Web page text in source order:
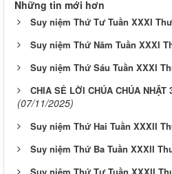
Những tin mới hơn
Suy niệm Thứ Tư Tuần XXXI
Suy niệm Thứ Năm Tuần XXXI
Suy niệm Thứ Sáu Tuần XXXI
CHIA SẺ LỜI CHÚA CHÚA NHẬT
(07/11/2025)
Suy niệm Thứ Hai Tuần XXXII
Suy niệm Thứ Ba Tuần XXXII